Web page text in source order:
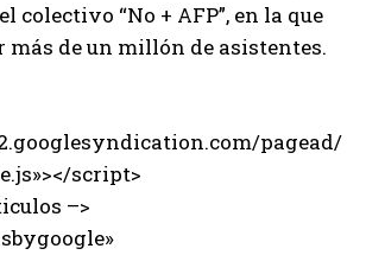
colectivo “No + AFP”, en la que
más de un millón de asistentes.
pagead/
script>
–>